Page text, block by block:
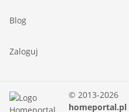
Blog
Zaloguj
© 2013-2026
homeportal.pl